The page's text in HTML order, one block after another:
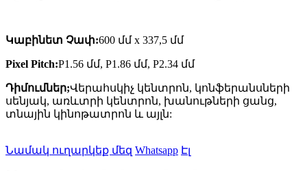
Կաբինետ Չափ:600 մմ x 337,5 մմ
Pixel Pitch:P1.56 մմ, P1.86 մմ, P2.34 մմ
Դիմումներ;Վերահսկիչ կենտրոն, կոնֆերանսների
սենյակ, առևտրի կենտրոն, խանութների ցանց,
տնային կինոթատրոն և այլն:
Նամակ ուղարկեք մեզ Whatsapp Էլ